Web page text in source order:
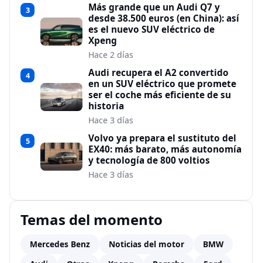
3
Más grande que un Audi Q7 y
desde 38.500 euros (en China): así
es el nuevo SUV eléctrico de
Xpeng
Hace 2 días
4
Audi recupera el A2 convertido
en un SUV eléctrico que promete
ser el coche más eficiente de su
historia
Hace 3 días
5
Volvo ya prepara el sustituto del
EX40: más barato, más autonomía
y tecnología de 800 voltios
Hace 3 días
Temas del momento
Mercedes Benz Noticias del motor
BMW